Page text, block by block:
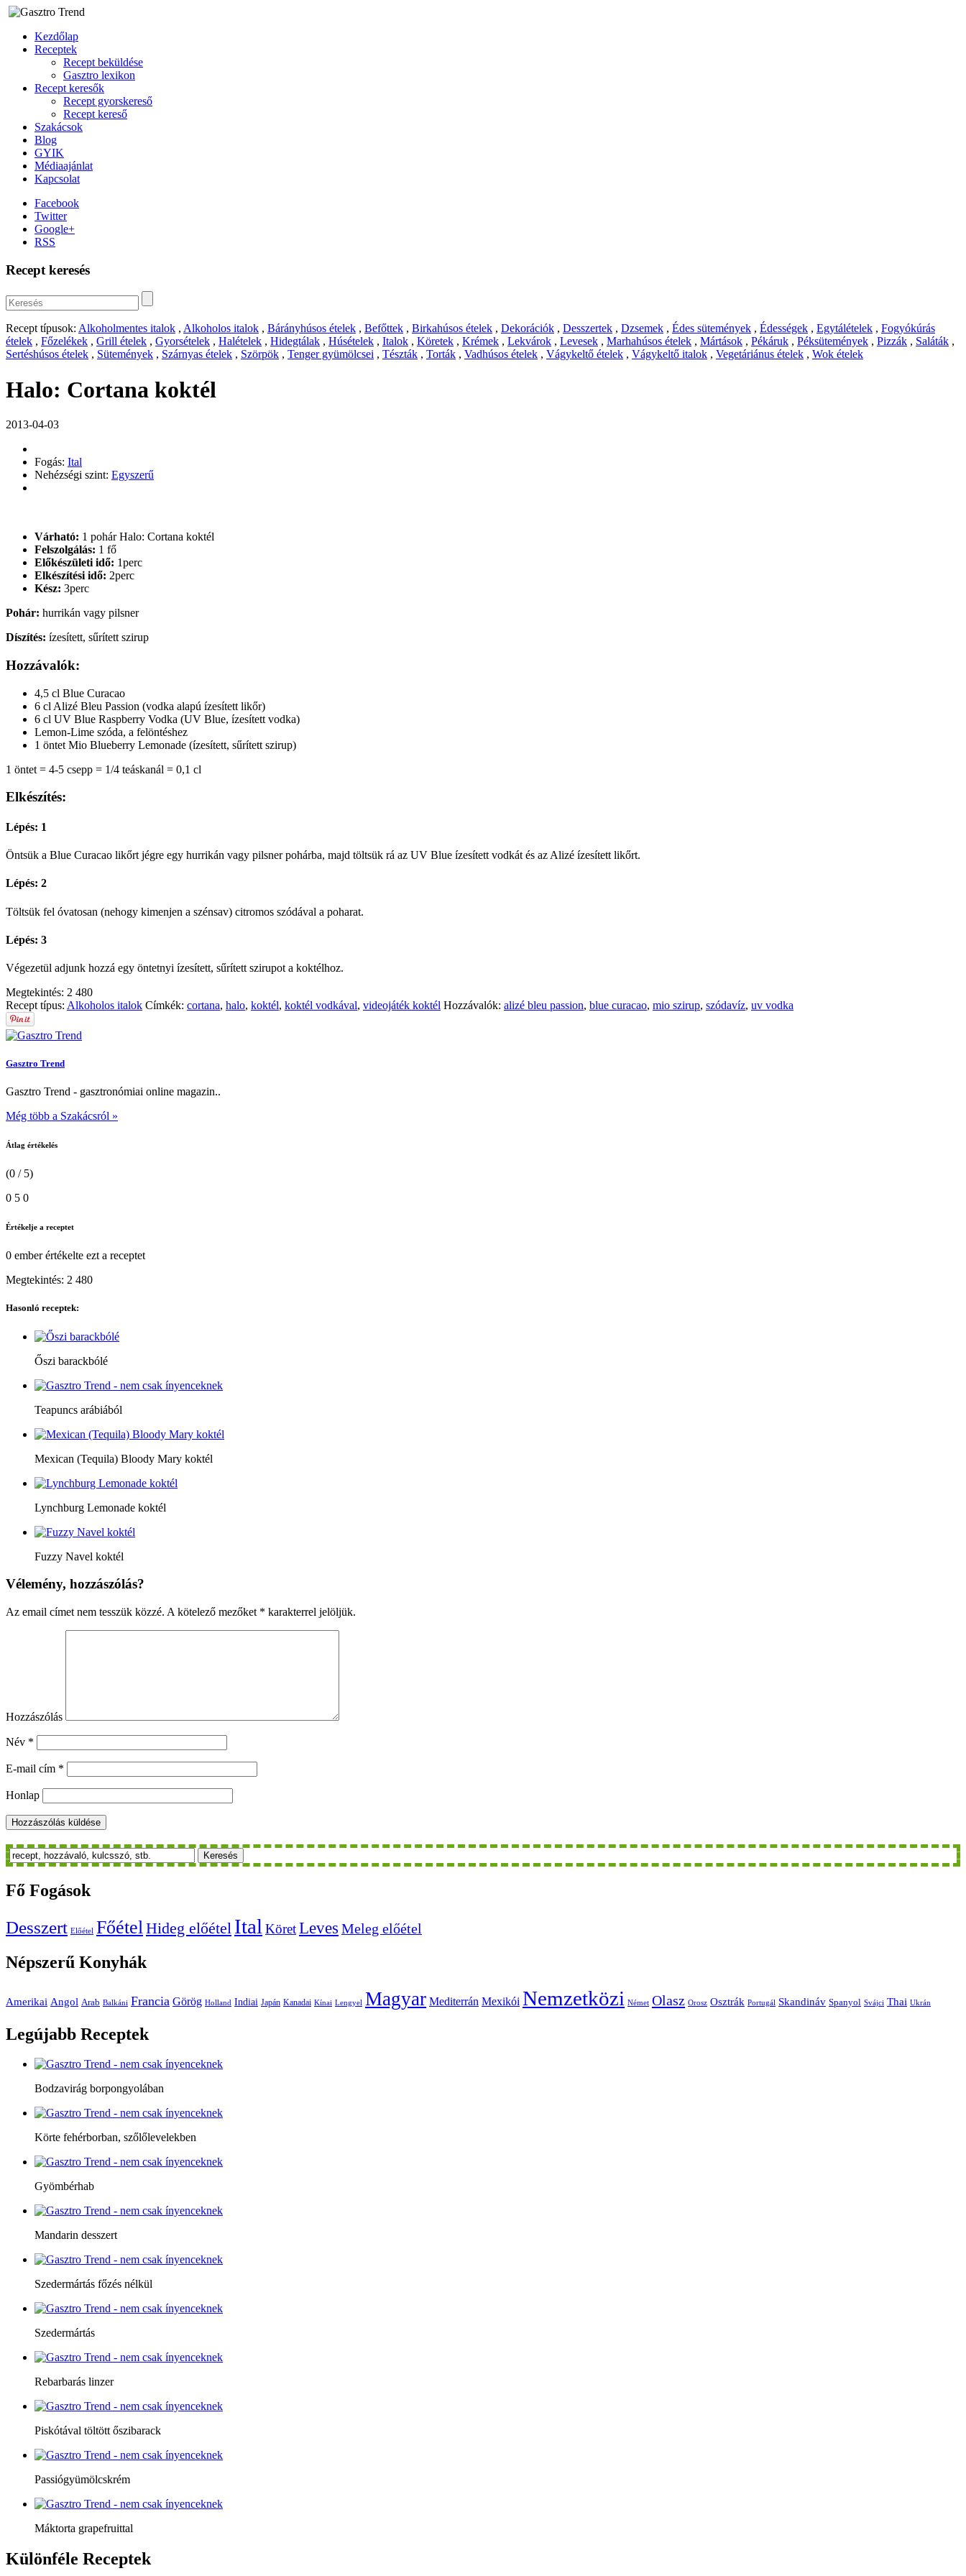
Kezdőlap
Receptek
Recept beküldése
Gasztro lexikon
Recept keresők
Recept gyorskereső
Recept kereső
Szakácsok
Blog
GYIK
Médiaajánlat
Kapcsolat
Facebook
Twitter
Google+
RSS
Recept keresés
Recept típusok: Alkoholmentes italok , Alkoholos italok , Bárányhúsos ételek , Befőttek , Birkahúsos ételek , Dekorációk , Desszertek , Dzsemek , Édes sütemények , Édességek , Egytálételek , Fogyókúrás
ételek , Főzelékek , Grill ételek , Gyorsételek , Halételek , Hidegtálak , Húsételek , Italok , Köretek , Krémek , Lekvárok , Levesek , Marhahúsos ételek , Mártások , Pékáruk , Péksütemények , Pizzák , Saláták ,
Sertéshúsos ételek , Sütemények , Szárnyas ételek , Szörpök , Tenger gyümölcsei , Tészták , Torták , Vadhúsos ételek , Vágykeltő ételek , Vágykeltő italok , Vegetáriánus ételek , Wok ételek
Halo: Cortana koktél
2013-04-03
Fogás: Ital
Nehézségi szint: Egyszerű
Várható: 1 pohár Halo: Cortana koktél
Felszolgálás: 1 fő
Előkészületi idő: 1perc
Elkészítési idő: 2perc
Kész: 3perc
Pohár: hurrikán vagy pilsner
Díszítés: ízesített, sűrített szirup
Hozzávalók:
4,5 cl Blue Curacao
6 cl Alizé Bleu Passion (vodka alapú ízesített likőr)
6 cl UV Blue Raspberry Vodka (UV Blue, ízesített vodka)
Lemon-Lime szóda, a felöntéshez
1 öntet Mio Blueberry Lemonade (ízesített, sűrített szirup)
1 öntet = 4-5 csepp = 1/4 teáskanál = 0,1 cl
Elkészítés:
Lépés: 1
Öntsük a Blue Curacao likőrt jégre egy hurrikán vagy pilsner pohárba, majd töltsük rá az UV Blue ízesített vodkát és az Alizé ízesített likőrt.
Lépés: 2
Töltsük fel óvatosan (nehogy kimenjen a szénsav) citromos szódával a poharat.
Lépés: 3
Végezetül adjunk hozzá egy öntetnyi ízesített, sűrített szirupot a koktélhoz.
Megtekintés: 2 480
Recept típus: Alkoholos italok Címkék: cortana, halo, koktél, koktél vodkával, videojáték koktél Hozzávalók: alizé bleu passion, blue curacao, mio szirup, szódavíz, uv vodka
Gasztro Trend
Gasztro Trend - gasztronómiai online magazin..
Még több a Szakácsról »
Átlag értékelés
(0 / 5)
0 5 0
Értékelje a receptet
0 emberértékelte ezt a receptet
Megtekintés: 2 480
Hasonló receptek:
Őszi barackbólé
Teapuncs arábiából
Mexican (Tequila) Bloody Mary koktél
Lynchburg Lemonade koktél
Fuzzy Navel koktél
Vélemény, hozzászólás?
Az email címet nem tesszük közzé. A kötelező mezőket * karakterrel jelöljük.
Hozzászólás
Név *
E-mail cím *
Honlap
Keresés
Fő Fogások
Desszert Előétel Főétel Hideg előétel Ital KöretLeves Meleg előétel
Népszerű Konyhák
Amerikai Angol Arab Balkáni Francia Görög Holland Indiai Japán Kanadai Kínai Lengyel Magyar Mediterrán Mexikói Nemzetközi Német Olasz Orosz Osztrák Portugál Skandináv Spanyol Svájci Thai Ukrán
Legújabb Receptek
Bodzavirág borpongyolában
Körte fehérborban, szőlőlevelekben
Gyömbérhab
Mandarin desszert
Szedermártás főzés nélkül
Szedermártás
Rebarbarás linzer
Piskótával töltött őszibarack
Passiógyümölcskrém
Máktorta grapefruittal
Különféle Receptek